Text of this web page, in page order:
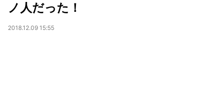
ノ人だった！
2018.12.09 15:55